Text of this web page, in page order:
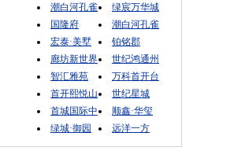
潮白河孔雀
绿宸万华城
国隆府
潮白河孔雀
宏泰·美墅
铂铭郡
廊坊新世界
世纪鸿通州
智汇雅苑
万科首开台
首开熙悦山
世纪星城
首城国际中
顺鑫·华玺
绿城·御园
远洋一方